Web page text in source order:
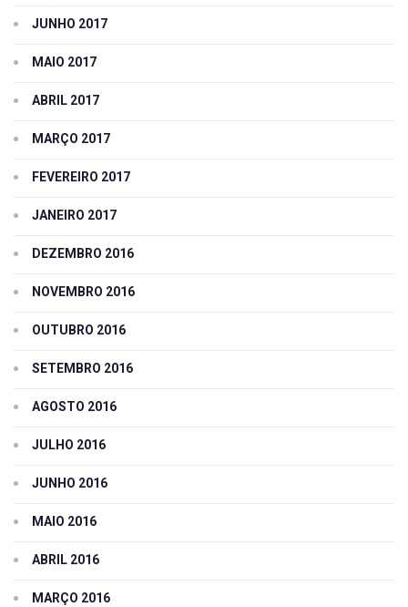
JUNHO 2017
MAIO 2017
ABRIL 2017
MARÇO 2017
FEVEREIRO 2017
JANEIRO 2017
DEZEMBRO 2016
NOVEMBRO 2016
OUTUBRO 2016
SETEMBRO 2016
AGOSTO 2016
JULHO 2016
JUNHO 2016
MAIO 2016
ABRIL 2016
MARÇO 2016